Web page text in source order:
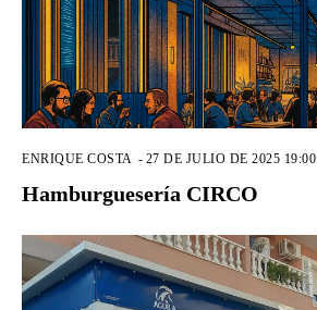
ENRIQUE COSTA - 27 DE JULIO DE 2025 19:00
Hamburguesería CIRCO